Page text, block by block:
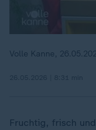
Volle Kanne,
Fruchtig, frisch